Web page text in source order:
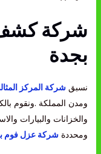
شركة كشف
بجدة
نسبق شركة المركز
ومدن المملكة .ونقوم
والخزانات والبيارات
ومحددة شركة عزل فوم